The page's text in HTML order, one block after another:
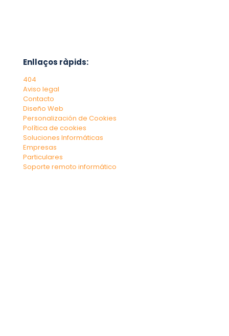
Enllaços ràpids:
404
Aviso legal
Contacto
Diseño Web
Personalización de Cookies
Política de cookies
Soluciones Informáticas
Empresas
Particulares
Soporte remoto informático